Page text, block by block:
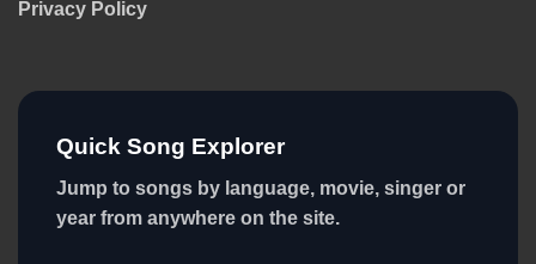
Privacy Policy
Quick Song Explorer
Jump to songs by language, movie, singer or
year from anywhere on the site.